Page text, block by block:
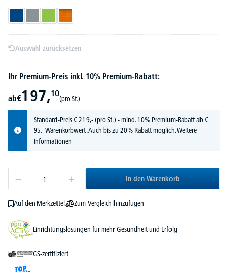
Auswahl zurücksetzen
Ihr Premium-Preis inkl. 10% Premium-Rabatt:
ab€197,10
(pro St.)
Standard-Preis€219,-(pro St.) - mind. 10% Premium-Rabatt ab €
95,- Warenkorbwert. Auch bis zu 20% Rabatt möglich.Weitere
Informationen
In den Warenkorb
Auf den Merkzettel Zum Vergleich hinzufügen
Einrichtungslösungen für mehr Gesundheit und Erfolg
GS-zertifiziert